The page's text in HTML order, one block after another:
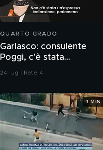
QUARTO GRADO
Garlasco: consulente
Poggi, c'è stata
contaminazione sulle
24 lug | Rete 4
1 MIN